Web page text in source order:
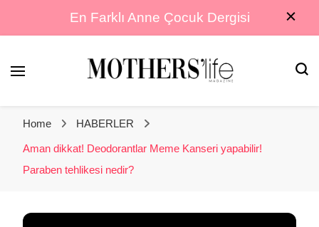
En Farklı Anne Çocuk Dergisi
Mothers Life
Magazine
Home HABERLER
Aman dikkat! Deodorantlar Meme Kanseri yapabilir!
Paraben tehlikesi nedir?